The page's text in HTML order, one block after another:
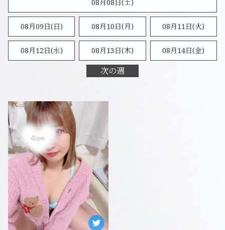
08月08日(土)
08月09日(日) 08月10日(月) 08月11日(火)
08月12日(水) 08月13日(木) 08月14日(金)
次の週